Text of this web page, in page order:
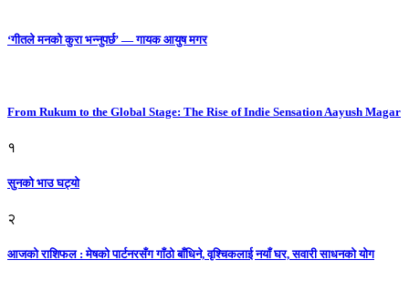
‘गीतले मनको कुरा भन्नुपर्छ’ — गायक आयुष मगर
From Rukum to the Global Stage: The Rise of Indie Sensation Aayush Magar
१
सुनको भाउ घट्याे
२
आजको राशिफल : मेषको पार्टनरसँग गाँठो बाँधिने, वृश्चिकलाई नयाँ घर, सवारी साधनकाे याेग